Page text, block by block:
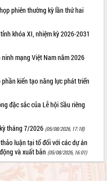
phiên thường kỳ lần thứ hai
khóa XI, nhiệm kỳ 2026-2031
mạng Việt Nam năm 2026
kiến tạo năng lực phát triển
đặc sắc của Lễ hội Sầu riêng
tháng 7/2026 (05/08/2026, 17:18)
luận tại tổ đối với các dự án
và xuất bản (05/08/2026, 16:01)